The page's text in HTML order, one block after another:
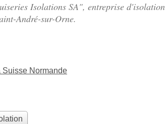
Isolations SA", entreprise d'isolation
André-sur-Orne.
Suisse Normande